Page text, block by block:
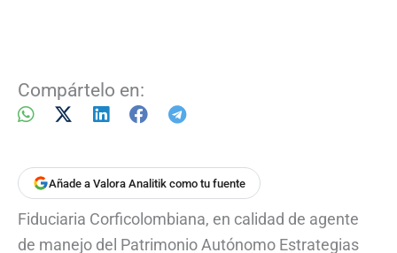
Compártelo en:
Añade a Valora Analitik como tu fuente
Fiduciaria Corficolombiana, en calidad de agente
de manejo del Patrimonio Autónomo Estrategias